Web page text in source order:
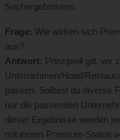
Suchergebnissen.
Frage: Wie wirken sich
aus?
Antwort: Prinzipiell gilt, wir
Unternehmen/Hotel/
passen. Solltest du diverse
nur die passenden
dieser Ergebnisse werden
mit einem Premium-Status